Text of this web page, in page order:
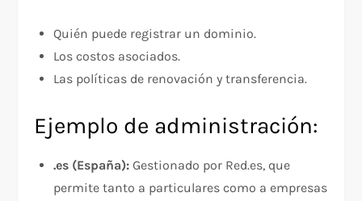
Quién puede registrar un dominio.
Los costos asociados.
Las políticas de renovación y transferencia.
Ejemplo de administración:
.es (España): Gestionado por Red.es, que
permite tanto a particulares como a empresas